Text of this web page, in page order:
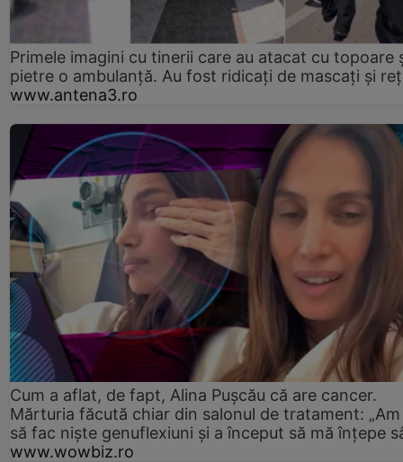
Primele imagini cu tinerii care au atacat cu topoare
pietre o ambulanță. Au fost ridicați de mascați și
www.antena3.ro
Cum a aflat, de fapt, Alina Pușcău că are cancer.
Mărturia făcută chiar din salonul de tratament:
să fac niște genuflexiuni și a început să mă înțepe
www.wowbiz.ro